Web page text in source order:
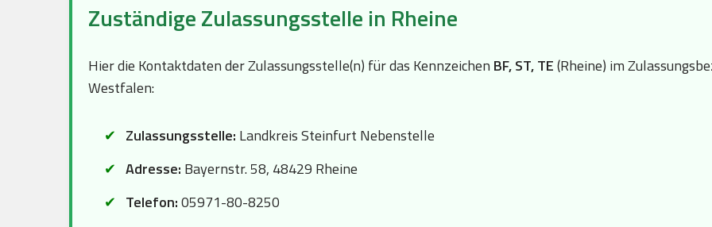
Zuständige Zulassungsstelle in Rheine
Hier die Kontaktdaten der Zulassungsstelle(n) für das Kennzeichen BF, ST, TE(Rheine) im
Westfalen:
Zulassungsstelle: Landkreis Steinfurt Nebenstelle
Adresse: Bayernstr. 58, 48429 Rheine
Telefon:05971-80-8250